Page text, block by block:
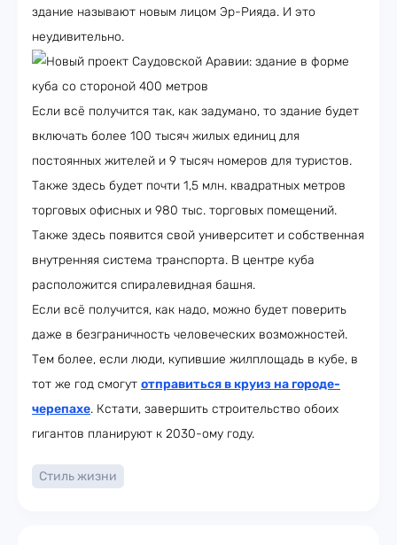
здание называют новым лицом Эр-Рияда. И это
неудивительно.
Если всё получится так, как задумано, то здание будет
включать более 100 тысяч жилых единиц для
постоянных жителей и 9 тысяч номеров для туристов.
Также здесь будет почти 1,5 млн. квадратных метров
торговых офисных и 980 тыс. торговых помещений.
Также здесь появится свой университет и собственная
внутренняя система транспорта. В центре куба
расположится спиралевидная башня.
Если всё получится, как надо, можно будет поверить
даже в безграничность человеческих возможностей.
Тем более, если люди, купившие жилплощадь в кубе, в
тот же год смогут отправиться в круиз на городе-
черепахе. Кстати, завершить строительство обоих
гигантов планируют к 2030-ому году.
Стиль жизни